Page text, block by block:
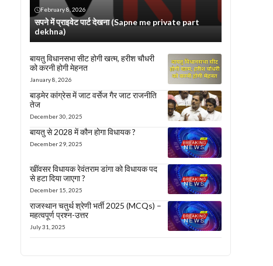
February 8, 2026
सपने में प्राइवेट पार्ट देखना (Sapne me private part
dekhna)
बायतु विधानसभा सीट होगी खत्म, हरीश चौधरी
को करनी होगी मेहनत
January 8, 2026
बाड़मेर कांग्रेस में जाट वर्सेज गैर जाट राजनीति
तेज
December 30, 2025
बायतु से 2028 में कौन होगा विधायक ?
December 29, 2025
खींवसर विधायक रेवंतराम डांगा को विधायक पद
से हटा दिया जाएगा ?
December 15, 2025
राजस्थान चतुर्थ श्रेणी भर्ती 2025 (MCQs) –
महत्वपूर्ण प्रश्न-उत्तर
July 31, 2025